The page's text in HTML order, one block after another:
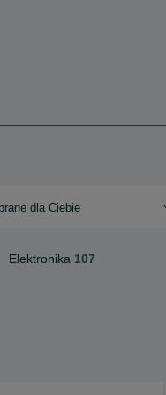
dla Ciebie
Elektronika 107